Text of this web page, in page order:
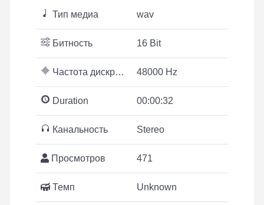
Тип медиа wav
Битность 16 Bit
Частота дискретизации 48000 Hz
Duration 00:00:32
Канальность Stereo
Просмотров 471
Темп Unknown